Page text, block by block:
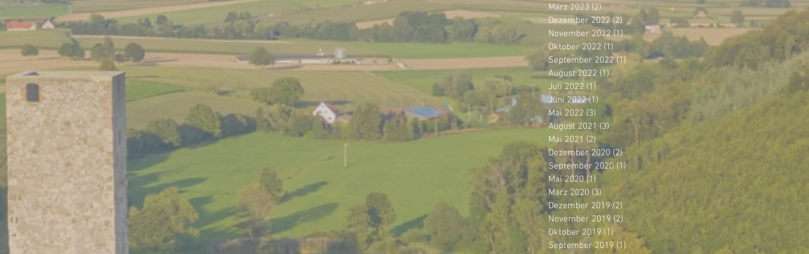
März 2023 (2) 2 Beiträge
Dezember 2022 (2) 2 Beiträge
November 2022 (1)1 Beitrag
Oktober 2022 (1) 1 Beitrag
September 2022 (1) 1 Beitrag
August 2022 (1) 1 Beitrag
Juli 2022 (1)
Juni 2022 (1) 1 Beitrag
Mai 2022 (3)
August 2021 (3) 3 Beiträge
Mai 2021 (2) 2 Beiträge
Dezember 2020 (2)2 Beiträge
September 2020 (1) 1 Beitrag
Mai 2020 (1)
März 2020 (3) 3 Beiträge
Dezember 2019 (2) 2 Beiträge
November 2019 (2)
Oktober 2019 (1)1 Beitrag
September 2019 (1) 1 Beitrag